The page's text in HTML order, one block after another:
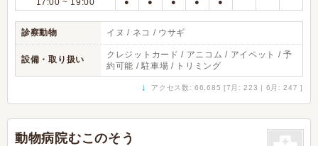
17:00 ~ 19:00
診察動物 イヌ / ネコ / ウサギ
設備・取り扱い
クレジットカード / アニコム / アイペット / 予
約可能 / 駐車場 / トリミング
↓ アクセス数: 66,685 [7月: 223 | 6月: 247 ]
動物病院むこのそう